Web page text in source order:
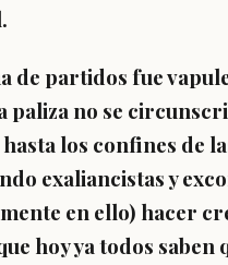
de partidos fue
paliza no se
los confines de
exaliancistas y
en ello) hacer
hoy ya todos